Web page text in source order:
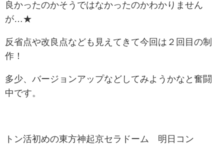
良かったのかそうではなかったのかわかりません
が…★
反省点や改良点なども見えてきて今回は２回目の制
作！
多少、バージョンアップなどしてみようかなと奮闘
中です。
トン活初めの東方神起京セラドーム 明日コン